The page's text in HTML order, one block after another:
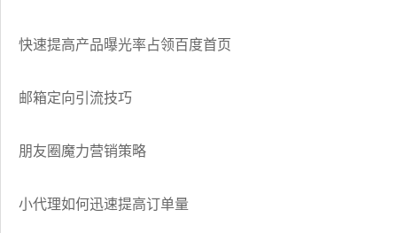
快速提高产品曝光率占领百度首页
邮箱定向引流技巧
朋友圈魔力营销策略
小代理如何迅速提高订单量